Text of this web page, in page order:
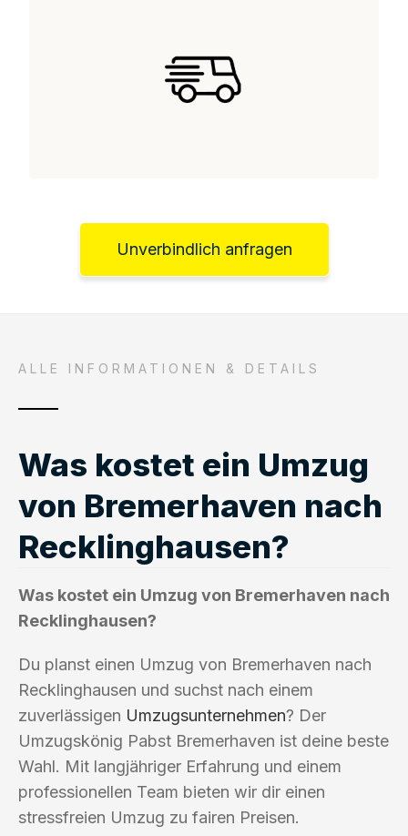
Unverbindlich anfragen
ALLE INFORMATIONEN & DETAILS
Was kostet ein Umzug
von Bremerhaven nach
Recklinghausen?
Was kostet ein Umzug von Bremerhaven nach
Recklinghausen?
Du planst einen Umzug von Bremerhaven nach
Recklinghausen und suchst nach einem
zuverlässigen Umzugsunternehmen? Der
Umzugskönig Pabst Bremerhaven ist deine beste
Wahl. Mit langjähriger Erfahrung und einem
professionellen Team bieten wir dir einen
stressfreien Umzug zu fairen Preisen.